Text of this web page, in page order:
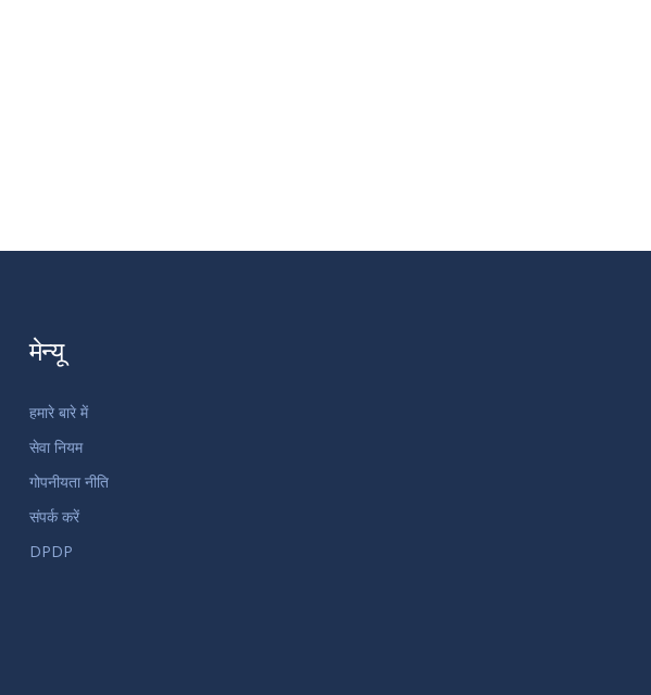
मेन्यू
हमारे बारे में
सेवा नियम
गोपनीयता नीति
संपर्क करें
DPDP